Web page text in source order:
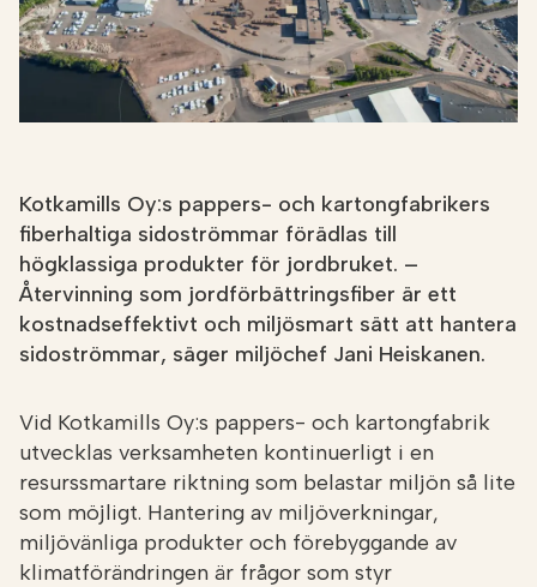
Kotkamills Oy:s pappers- och kartongfabrikers
fiberhaltiga sidoströmmar förädlas till
högklassiga produkter för jordbruket. –
Återvinning som jordförbättringsfiber är ett
kostnadseffektivt och miljösmart sätt att hantera
sidoströmmar, säger miljöchef Jani Heiskanen.
Vid Kotkamills Oy:s pappers- och kartongfabrik
utvecklas verksamheten kontinuerligt i en
resurssmartare riktning som belastar miljön så lite
som möjligt. Hantering av miljöverkningar,
miljövänliga produkter och förebyggande av
klimatförändringen är frågor som styr